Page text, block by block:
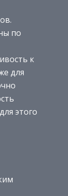
по
к
для
этого